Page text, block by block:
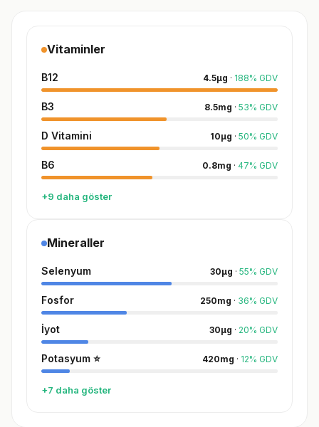
Vitaminler
B12 4.5µg · 188% GDV
B3 8.5mg · 53% GDV
D Vitamini 10µg · 50% GDV
B6 0.8mg · 47% GDV
+9 daha göster
Mineraller
Selenyum 30µg · 55% GDV
Fosfor 250mg · 36% GDV
İyot 30µg · 20% GDV
Potasyum ⭐ 420mg · 12% GDV
+7 daha göster